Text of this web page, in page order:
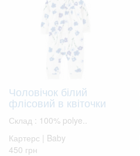
Чоловічок білий
флісовий в квіточки
Склад : 100% polye..
Картерс | Baby
450 грн